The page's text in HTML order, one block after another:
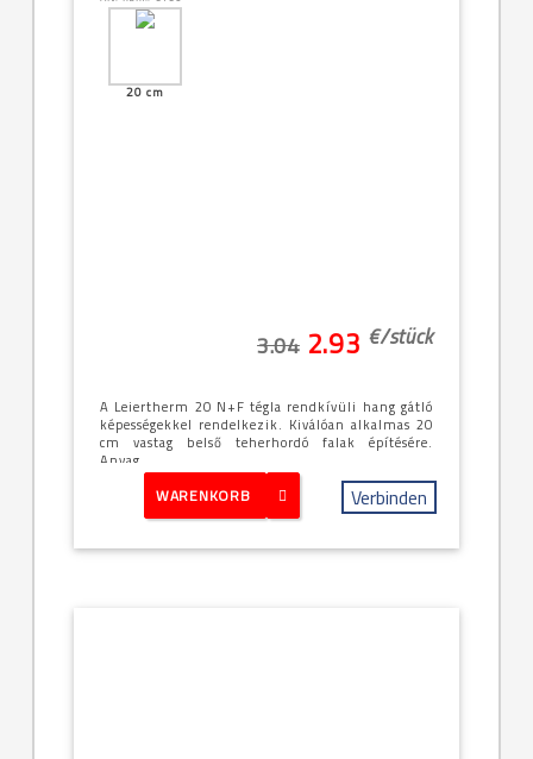
20 cm
3.04 2.93 €/stück
A Leiertherm 20 N+F tégla rendkívüli hang gátló
képességekkel rendelkezik. Kiválóan alkalmas 20
cm vastag belső teherhordó falak építésére.
Anyag...
WARENKORB Verbinden